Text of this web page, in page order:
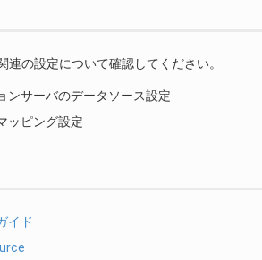
連の設定について確認してください。
ンサーバのデータソース設定
ッピング設定
イド